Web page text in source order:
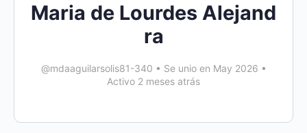
Maria de Lourdes Alejand
ra
@mdaaguilarsolis81-340 • Se unio en May 2026 •
Activo 2 meses atrás